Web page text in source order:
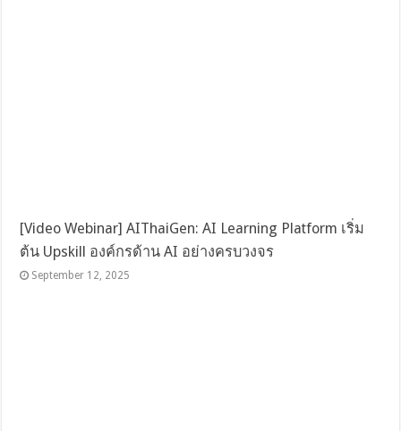
[Video Webinar] AIThaiGen: AI Learning Platform เริ่ม
ต้น Upskill องค์กรด้าน AI อย่างครบวงจร
September 12, 2025